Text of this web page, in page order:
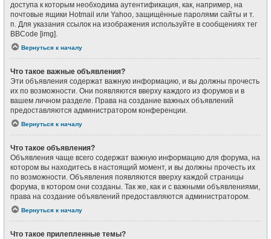
доступа к которым необходима аутентификация, как, например, на
почтовые ящики Hotmail или Yahoo, защищённые паролями сайты и т.
п. Для указания ссылок на изображения используйте в сообщениях тег
BBCode [img].
Вернуться к началу
Что такое важные объявления?
Эти объявления содержат важную информацию, и вы должны прочесть
их по возможности. Они появляются вверху каждого из форумов и в
вашем личном разделе. Права на создание важных объявлений
предоставляются администратором конференции.
Вернуться к началу
Что такое объявления?
Объявления чаще всего содержат важную информацию для форума, на
котором вы находитесь в настоящий момент, и вы должны прочесть их
по возможности. Объявления появляются вверху каждой страницы
форума, в котором они созданы. Так же, как и с важными объявлениями,
права на создание объявлений предоставляются администратором.
Вернуться к началу
Что такое прилепленные темы?